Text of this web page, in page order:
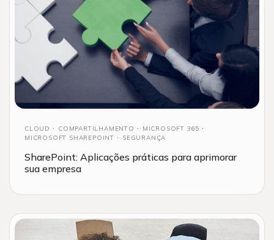
CLOUD COMPARTILHAMENTO
MICROSOFT 365
MICROSOFT SHAREPOINT
SEGURANÇA
SharePoint: Aplicações práticas para aprimorar
sua empresa